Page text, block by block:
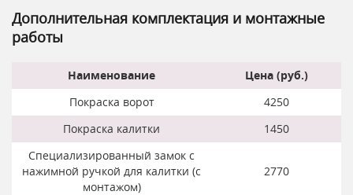
Дополнительная комплектация и монтажные
работы
Наименование
Цена (руб.)
Покраска ворот
4250
Покраска калитки
1450
Специализированный замок с
нажимной ручкой для калитки (с
монтажом)
2770